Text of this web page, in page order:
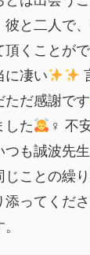
と二人で
くことが
に凄い
ただ感謝です
した
♀ 不
も誠波先
じことの繰
ってくださ